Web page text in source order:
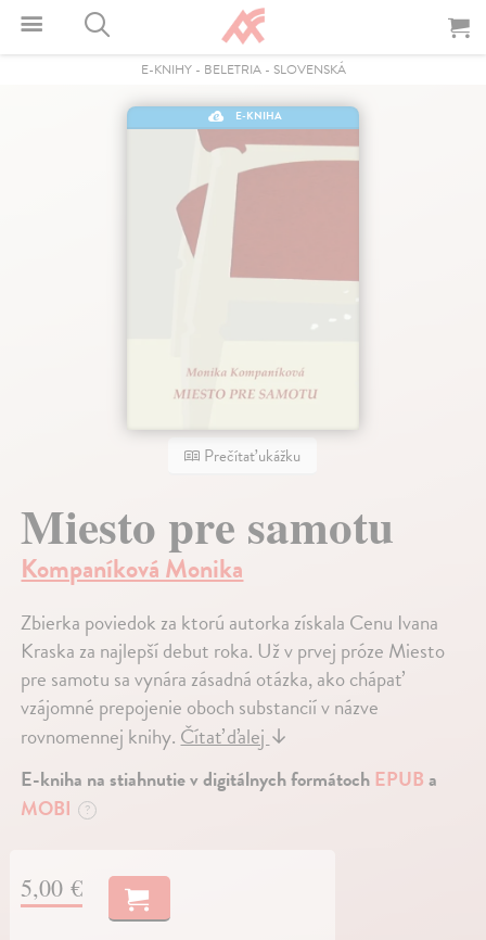
E-KNIHY- BELETRIA- SLOVENSKÁ
E-KNIHA
Prečítať ukážku
Miesto pre samotu
Kompaníková Monika
Zbierka poviedok za ktorú autorka získala Cenu Ivana
Kraska za najlepší debut roka. Už v prvej próze Miesto
pre samotu sa vynára zásadná otázka, ako chápať
vzájomné prepojenie oboch substancií v názve
rovnomennej knihy. Čítať ďalej ↓
E-kniha na stiahnutie v digitálnych formátoch EPUBa
MOBI
?
5,00 €